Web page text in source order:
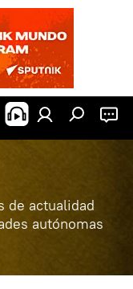
de actualidad
autónomas